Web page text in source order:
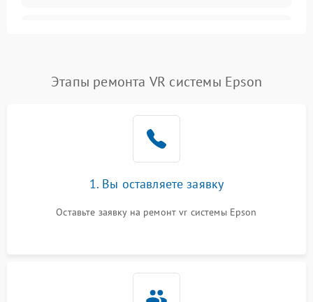
Повреждение проводов 500 ₽ Подробнее →
1000 ₽
1000 ₽
Неисправность системы
1000 ₽
Этапы ремонта VR системы Epson
1. Вы оставляете заявку
Оставьте заявку на ремонт vr системы Epson